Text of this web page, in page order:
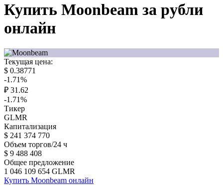
Купить Moonbeam за рубли
онлайн
Текущая цена:
$ 0.38771
-1.71%
₽ 31.62
-1.71%
Тикер
GLMR
Капитализация
$ 241 374 770
Объем торгов/24 ч
$ 9 488 408
Общее предложение
1 046 109 654 GLMR
Купить Moonbeam онлайн